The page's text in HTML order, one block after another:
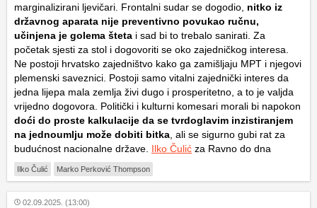
marginalizirani ljevičari. Frontalni sudar se dogodio, nitko iz
državnog aparata nije preventivno povukao ručnu,
učinjena je golema šteta i sad bi to trebalo sanirati. Za
početak sjesti za stol i dogovoriti se oko zajedničkog interesa.
Ne postoji hrvatsko zajedništvo kako ga zamišljaju MPT i njegovi
plemenski saveznici. Postoji samo vitalni zajednički interes da
jedna lijepa mala zemlja živi dugo i prosperitetno, a to je valjda
vrijedno dogovora. Politički i kulturni komesari morali bi napokon
doći do proste kalkulacije da se tvrdoglavim inzistiranjem
na jednoumlju može dobiti bitka , ali se sigurno gubi rat za
budućnost nacionalne države. Ilko Čulić za Ravno do dna
Ilko Čulić Marko Perković Thompson
02.09.2025. (13:00)